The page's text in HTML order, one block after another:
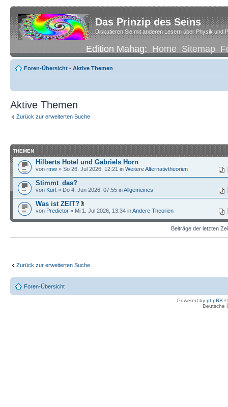
Das Prinzip des Seins
Diskutieren Sie mit anderen Lesern über Physik und
Edition Mahag:Home Sitemap
Foren-Übersicht • Aktive Themen
Aktive Themen
Zurück zur erweiterten Suche
THEMEN
Hilberts Hotel und Gabriels Horn
von rmw » So 26. Jul 2026, 12:21 in Weitere Alternativtheorien
Stimmt_das?
von Kurt » Do 4. Jun 2026, 07:55 inAllgemeines
Was ist ZEIT?
von Predictor » Mi 1. Jul 2026, 13:34 inAndere Theorien
Beiträge der letzten
Zurück zur erweiterten Suche
Foren-Übersicht
Powered by phpBB
Deutsche